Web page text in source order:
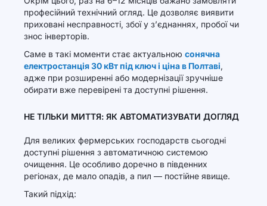
професійний технічний огляд. Це дозволяє виявити
приховані несправності, збої у з’єднаннях, пробої чи
знос інверторів.
Саме в такі моменти стає актуальною сонячна
електростанція 30 кВт під ключ і ціна в Полтаві,
адже при розширенні або модернізації зручніше
обирати вже перевірені та доступні рішення.
НЕ ТІЛЬКИ МИТТЯ: ЯК АВТОМАТИЗУВАТИ ДОГЛЯД
Для великих фермерських господарств сьогодні
доступні рішення з автоматичною системою
очищення. Це особливо доречно в південних
регіонах, де мало опадів, а пил — постійне явище.
Такий підхід: